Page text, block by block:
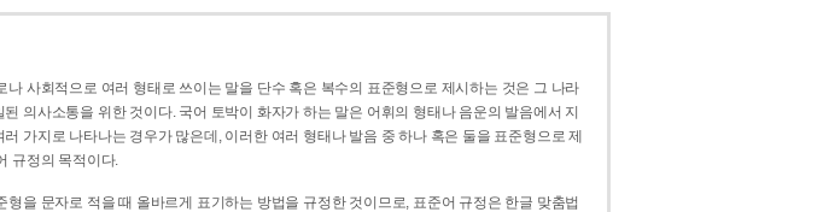
나 사회적으로 여러 형태로 쓰이는 말을 단수 혹은 복수의 표준형으로 제시하는 것은 그 나라
의사소통을 위한 것이다. 국어 토박이 화자가 하는 말은 어휘의 형태나 음운의 발음에서 지
가지로 나타나는 경우가 많은데, 이러한 여러 형태나 발음 중 하나 혹은 둘을 표준형으로 제
규정의 목적이다.
형을 문자로 적을 때 올바르게 표기하는 방법을 규정한 것이므로, 표준어 규정은 한글 맞춤법